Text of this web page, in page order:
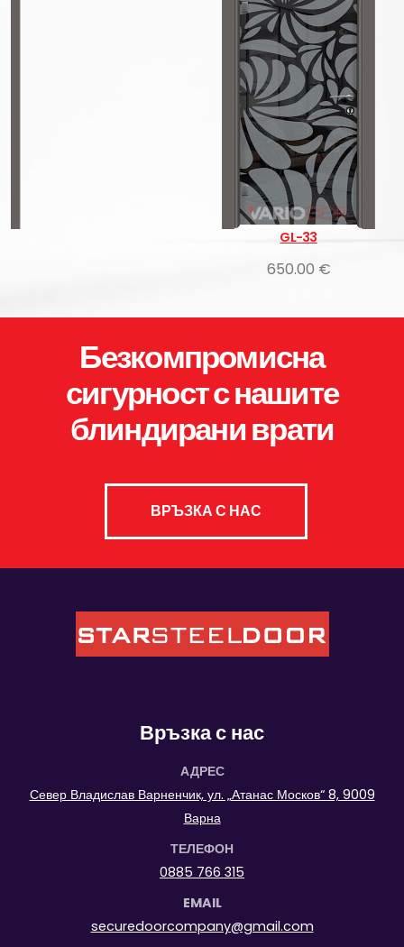
Безкомпромисна
сигурност с нашите
блиндирани врати
ВРЪЗКА С НАС
Връзка с нас
АДРЕС
Север Владислав Варненчик, ул. „Атанас Москов“ 8, 9009
Варна
ТЕЛЕФОН
0885 766 315
EMAIL
securedoorcompany@gmail.com